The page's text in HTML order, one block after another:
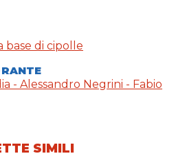
base di cipolle
- Alessandro Negrini - Fabio
SIMILI